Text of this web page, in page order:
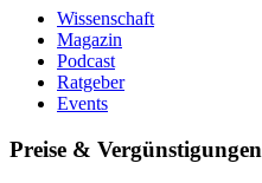
Wissenschaft
Magazin
Podcast
Ratgeber
Events
Preise & Vergünstigungen